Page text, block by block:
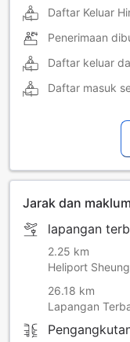
Daftar Keluar
Penerimaan
Daftar keluar
Daftar masuk
Jarak dan
lapangan
2.25 km
Heliport
26.18 km
Lapangan